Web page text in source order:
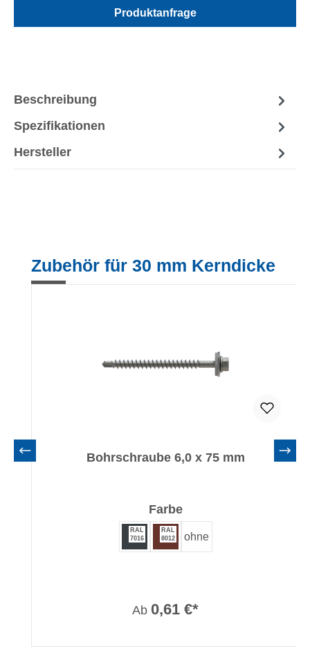
Produktanfrage
Beschreibung
Spezifikationen
Hersteller
Produktgalerie überspringen
Zubehör für 30 mm Kerndicke
Bohrschraube 6,0 x 75 mm
Farbeauswählen
RAL
7016
RAL
8012
ohne
Ab 0,61 €*